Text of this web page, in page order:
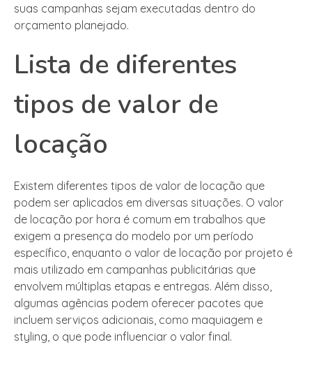
suas campanhas sejam executadas dentro do
orçamento planejado.
Lista de diferentes
tipos de valor de
locação
Existem diferentes tipos de valor de locação que
podem ser aplicados em diversas situações. O valor
de locação por hora é comum em trabalhos que
exigem a presença do modelo por um período
específico, enquanto o valor de locação por projeto é
mais utilizado em campanhas publicitárias que
envolvem múltiplas etapas e entregas. Além disso,
algumas agências podem oferecer pacotes que
incluem serviços adicionais, como maquiagem e
styling, o que pode influenciar o valor final.